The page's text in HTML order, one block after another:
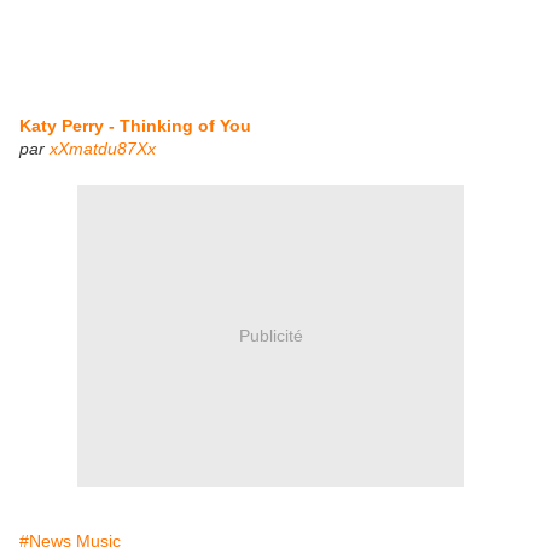
Katy Perry - Thinking of You
par xXmatdu87Xx
Publicité
#News Music